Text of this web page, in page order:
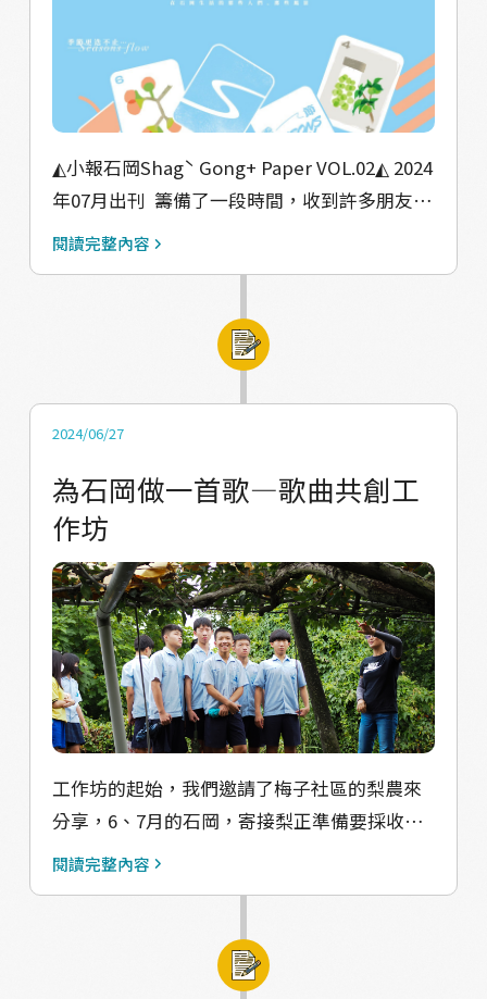
他們帶著平板作為紀錄工具，穿梭在校舍間發
現有趣的風景，回到教室分享時，有同學發現
學校鐘樓已經很久沒有使用，聽說過去學長姐
經常上去敲鐘，也有同學發現學校一角多了新
的雕塑，在過程中，孩子們不但開心，同時驚
訝原來學校還有許多故事可以挖掘。
◭小報石岡Shagˋ Gong+ Paper VOL.02◭ 2024
年07月出刊 󠀠 籌備了一段時間，收到許多朋友的
詢問第二期什麼時候要出刊，感謝大家對小報
容則是搜羅了1-6月的風景和記錄。在石岡，多
樣的作物輪番交替，讓我們感受到季節清晰地
封面，我們希望能將這樣的驚喜感傳遞給大
寫下關於石岡的故事 於是石岡有了一份小小的
報紙 可能是生活紀錄、可能是產地紀錄 總之一
切都與石岡有關 󠀠 ｜梅子村的賞花大會｜劉佩蓁
｜生醫博士種的無毒草莓｜劉佩蓁 ｜上坑溪軼
聞｜度昀奇 ｜破布子是牽絆的味道｜黃芷樺
(黃瓜瓜) ｜攝影對話｜小路石岡 󠀠美術設計：林
逸晟 󠀠﹏﹏﹏﹏﹏﹏﹏﹏﹏﹏ 《小報石岡》線上
索取表單 ﹏﹏﹏﹏﹏﹏﹏﹏﹏﹏
https://forms.gle/NgopDKmiuCqojs9e9 ＊
資源有限，店家夥伴限索取最高30份，個人夥
伴限索取最高10份 ﹏﹏﹏﹏﹏﹏﹏﹏﹏﹏ 《小
報石岡》實體索取地點 ﹏﹏﹏﹏﹏﹏﹏﹏﹏﹏
閱讀完整內容
2024/06/27
為石岡做一首歌—歌曲共創工
作坊
工作坊的起始，我們邀請了梅子社區的梨農來
分享，6、7月的石岡，寄接梨正準備要採收，
瓜果類正當盛產，實際走進果園，講述收穫一
學的知識和管理技術很繁雜，但採收的時候，
咬下一口多汁的梨，脆甜口感讓人感到非常值
閱讀完整內容